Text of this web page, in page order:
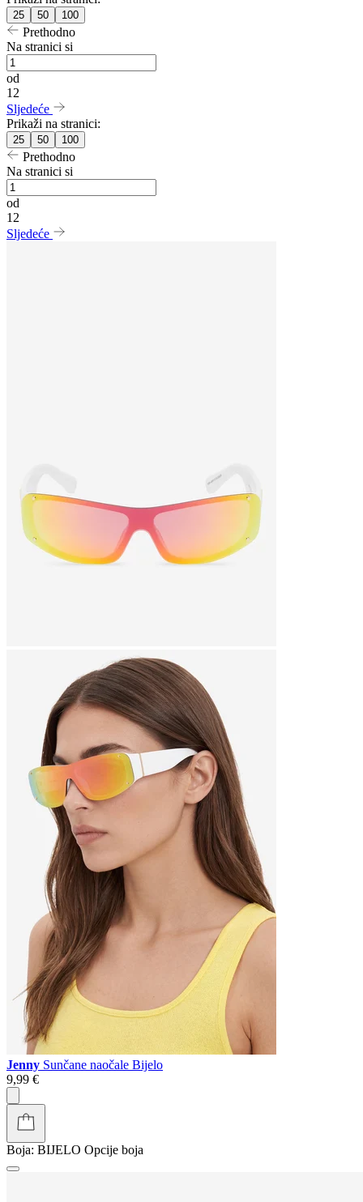
25 50 100
Prethodno
Na stranici si
od
12
Sljedeće
Prikaži na stranici:
25 50 100
Prethodno
Na stranici si
od
12
Sljedeće
Jenny Sunčane naočale Bijelo
9,99 €
Boja: BIJELO Opcije boja